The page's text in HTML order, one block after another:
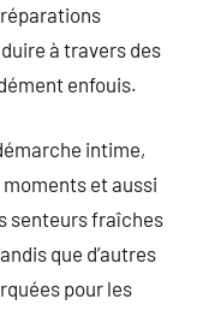
à travers des
enfouis.
intime,
et aussi
senteurs fraîches
que d’autres
pour les